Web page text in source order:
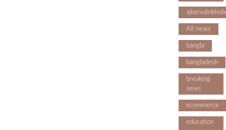
All news
bangla
bangladesh
breaking
news
ecommerce
education